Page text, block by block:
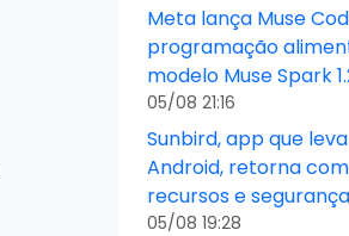
Meta lança Muse
programação
modelo Muse Spark
05/08 21:16
Sunbird, app que
Android, retorna
recursos e
05/08 19:28